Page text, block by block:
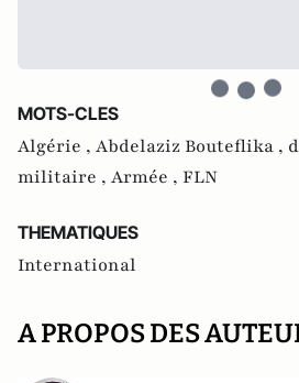
MOTS-CLES
Algérie , Abdelaziz Bouteflika ,
militaire , Armée , FLN
THEMATIQUES
International
A PROPOS DES